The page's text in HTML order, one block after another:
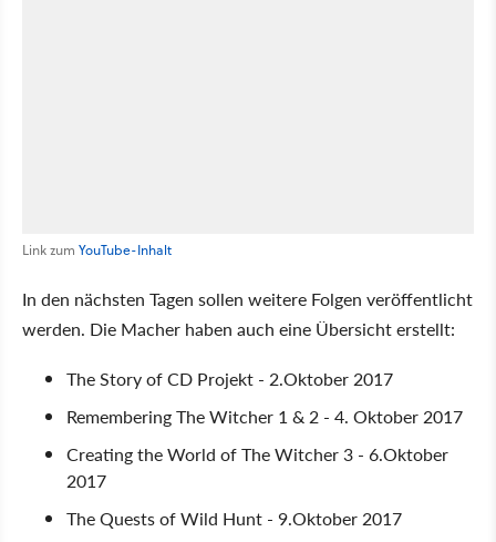
Link zum YouTube-Inhalt
In den nächsten Tagen sollen weitere Folgen veröffentlicht
werden. Die Macher haben auch eine Übersicht erstellt:
The Story of CD Projekt - 2.Oktober 2017
Remembering The Witcher 1 & 2 - 4. Oktober 2017
Creating the World of The Witcher 3 - 6.Oktober
2017
The Quests of Wild Hunt - 9.Oktober 2017